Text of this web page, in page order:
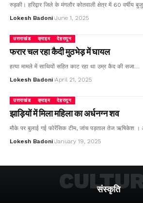
रुड़की। हरिद्वार जिले के मंगलौर कोतवाली क्षेत्र में 60 वर्षीय
Lokesh Badoni June 1, 2025
उत्तराखंड क्राइम देहरादून
फरार चल रहा कैदी मुठभेड़ में घायल
हत्या मामले में साथियों सहित काट रहा था उम्र कैद की सजा…
Lokesh Badoni April 21, 2025
उत्तराखंड क्राइम देहरादून
झाड़ियों में मिला महिला का अर्धनग्न शव
मौके पर बुलाई गई फोरेंसिक टीम, जांच पड़ताल तेज ऋषिकेश ।
Lokesh Badoni January 19, 2025
संस्कृति